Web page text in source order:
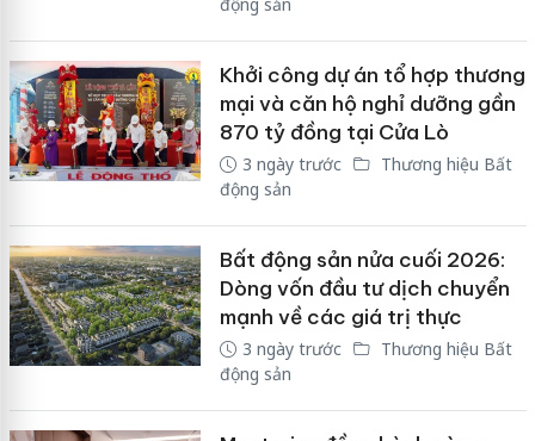
Khởi công dự án tổ hợp thương
mại và căn hộ nghỉ dưỡng gần
870 tỷ đồng tại Cửa Lò
3 ngày trước
Thương hiệu Bất
động sản
Bất động sản nửa cuối 2026:
Dòng vốn đầu tư dịch chuyển
mạnh về các giá trị thực
3 ngày trước
Thương hiệu Bất
động sản